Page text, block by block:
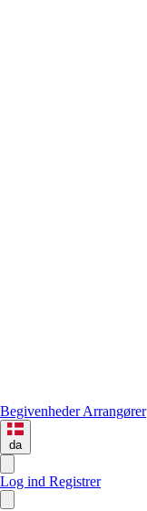
BegivenhederArrangører
da
Log ind Registrer